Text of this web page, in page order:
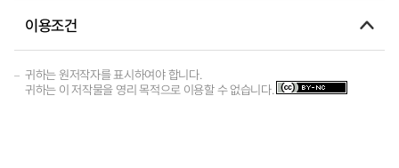
이용조건
귀하는 원저작자를 표시하여야 합니다.
귀하는 이 저작물을 영리 목적으로 이용할 수 없습니다.